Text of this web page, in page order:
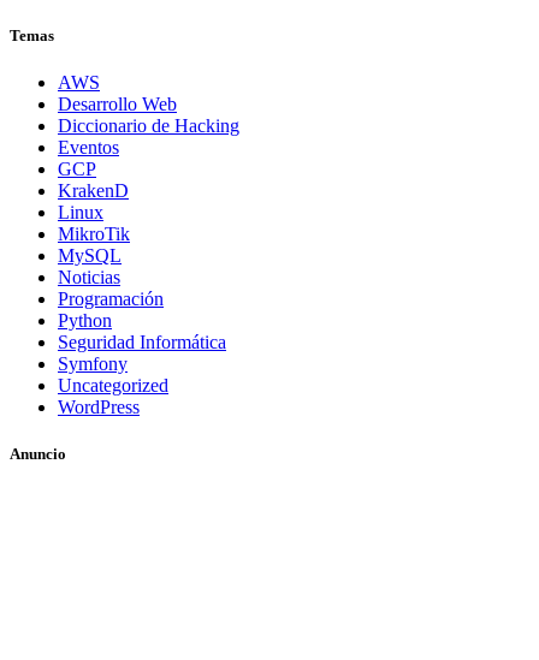
Temas
AWS
Desarrollo Web
Diccionario de Hacking
Eventos
GCP
KrakenD
Linux
MikroTik
MySQL
Noticias
Programación
Python
Seguridad Informática
Symfony
Uncategorized
WordPress
Anuncio